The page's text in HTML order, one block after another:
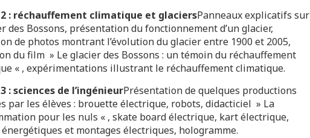
: réchauffement climatique et glaciersPanneaux explicatifs sur
des Bossons, présentation du fonctionnement d’un glacier,
de photos montrant l’évolution du glacier entre 1900 et 2005,
du film » Le glacier des Bossons : un témoin du réchauffement
« , expérimentations illustrant le réchauffement climatique.
: sciences de l’ingénieurPrésentation de quelques productions
par les élèves : brouette électrique, robots, didacticiel » La
pour les nuls « , skate board électrique, kart électrique,
et montages électriques, hologramme.